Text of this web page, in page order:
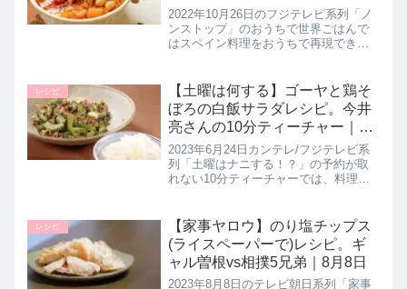
2022年10月26日のフジテレビ系列「ノ
ンストップ」のおうちで世界ごはんで
はスペイン料理をおうちで再現できる
の漁師風煮込み】の作り方を教えてく
れたので詳しく紹介します。ス...
レシピ
【土曜は何する】ゴーヤと鶏そ
ぼろの白飯サラダレシピ。今井
亮さんの10分ティーチャー｜6
月24日
2023年6月24日カンテレ/フジテレビ系
列「土曜はナニする！？」の予約が取
れない10分ティーチャーでは、料理研
ぼろの白飯サラダ】の作り方を教えて
くれたので詳しく紹介します...
レシピ
【家事ヤロウ】のり塩チップス
(ライスペーパーで)レシピ。ギ
ャル曽根vs相撲5兄弟｜8月8日
2023年8月8日のテレビ朝日系列「家事